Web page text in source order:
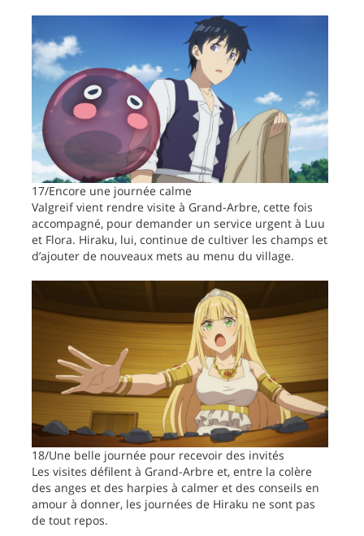
17/Encore une journée calme
Valgreif vient rendre visite à Grand-Arbre, cette fois
accompagné, pour demander un service urgent à Luu
et Flora. Hiraku, lui, continue de cultiver les champs et
d’ajouter de nouveaux mets au menu du village.
18/Une belle journée pour recevoir des invités
Les visites défilent à Grand-Arbre et, entre la colère
des anges et des harpies à calmer et des conseils en
amour à donner, les journées de Hiraku ne sont pas
de tout repos.